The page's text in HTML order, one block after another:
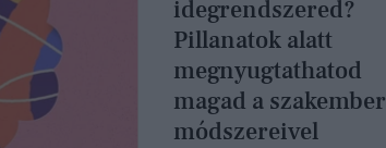
idegrendszered?
Pillanatok alatt
megnyugtathatod
magad a szakember
módszereivel